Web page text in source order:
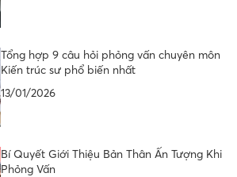
Tổng hợp 9 câu hỏi phỏng vấn chuyên môn
Kiến trúc sư phổ biến nhất
13/01/2026
Bí Quyết Giới Thiệu Bản Thân Ấn Tượng Khi
Phỏng Vấn